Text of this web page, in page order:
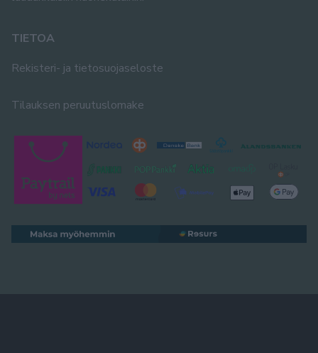
TIETOA
Rekisteri- ja tietosuojaseloste
Tilauksen peruutuslomake